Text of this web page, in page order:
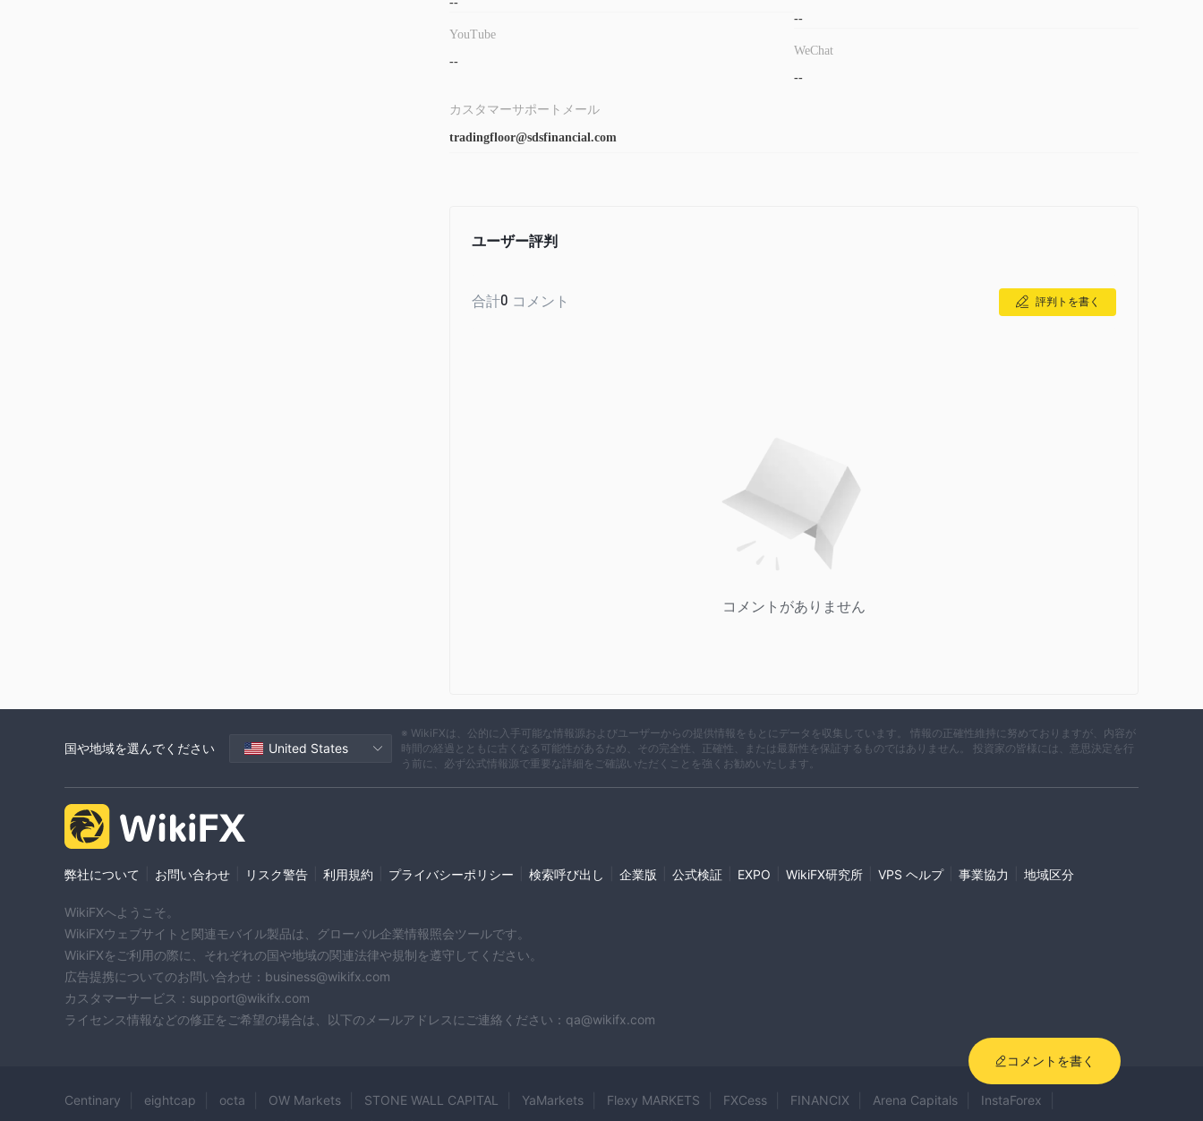
YouTube
--
--
WeChat
--
カスタマーサポートメール
tradingfloor@sdsfinancial.com
ユーザー評判
合計0 コメント 評判トを書く
コメントがありません
コメントを書く
国や地域を選んでください United States
※ WikiFXは、公的に入手可能な情報源およびユーザーからの提供情報をもとにデータを収集しています。 情報の正確性維持に努めておりますが、内容が
時間の経過とともに古くなる可能性があるため、その完全性、正確性、または最新性を保証するものではありません。 投資家の皆様には、意思決定を行
う前に、必ず公式情報源で重要な詳細をご確認いただくことを強くお勧めいたします。
弊社について お問い合わせ リスク警告 利用規約 プライバシーポリシー 検索呼び出し 企業版 公式検証 EXPO WikiFX研究所 VPS ヘルプ 事業協力 地域区分
WikiFXへようこそ。
WikiFXウェブサイトと関連モバイル製品は、グローバル企業情報照会ツールです。
WikiFXをご利用の際に、それぞれの国や地域の関連法律や規制を遵守してください。
広告提携についてのお問い合わせ：business@wikifx.com
カスタマーサービス：support@wikifx.com
ライセンス情報などの修正をご希望の場合は、以下のメールアドレスにご連絡ください：qa@wikifx.com
Centinary eightcap octa OW Markets STONE WALL CAPITAL YaMarkets Flexy MARKETS FXCess FINANCIX Arena Capitals InstaForex